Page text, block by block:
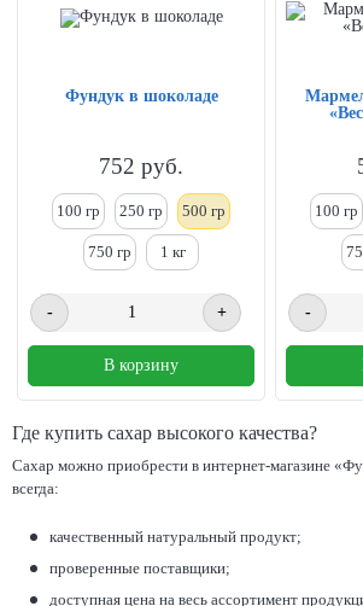
Фундук в шоколаде
752 руб.
100 гр 250 гр 500 гр
750 гр 1 кг
- +
В корзину
100 гр
-
Где купить сахар высокого качества?
Сахар можно приобрести в интернет-магазине
всегда:
качественный натуральный продукт;
проверенные поставщики;
доступная цена на весь ассортимент